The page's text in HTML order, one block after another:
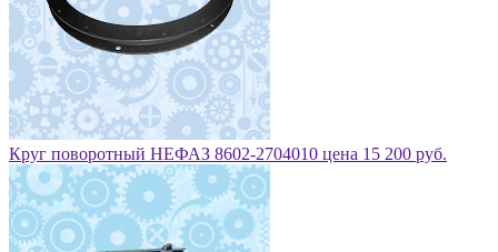
Круг поворотный НЕФАЗ 8602-2704010 цена 15 200 руб.